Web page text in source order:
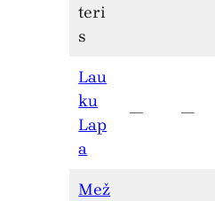
teri
s
Lau
ku
Lap
a
— —
Mež